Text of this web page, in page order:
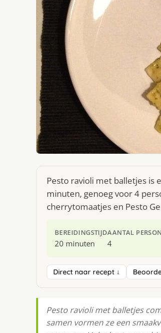
Pesto ravioli met balletjes is
minuten, genoeg voor 4
cherrytomaatjes en Pesto
BEREIDINGSTIJD
20 minuten
AANTAL
4
Direct naar recept ↓
Pesto ravioli met balletjes
samen vormen ze een